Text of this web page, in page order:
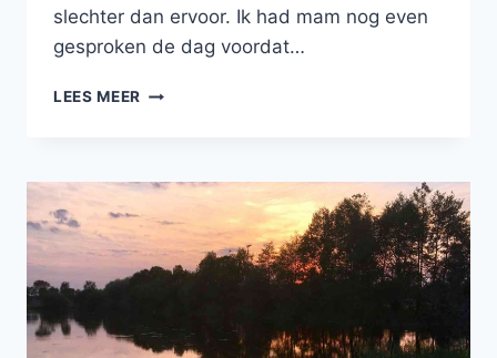
slechter dan ervoor. Ik had mam nog even
gesproken de dag voordat…
LEES MEER KOUDE